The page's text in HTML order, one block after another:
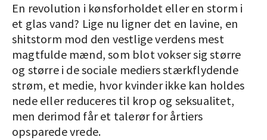
En revolution i kønsforholdet eller en storm i
et glas vand? Lige nu ligner det en lavine, en
shitstorm mod den vestlige verdens mest
magtfulde mænd, som blot vokser sig større
og større i de sociale mediers stærkflydende
strøm, et medie, hvor kvinder ikke kan holdes
nede eller reduceres til krop og seksualitet,
men derimod får et talerør for årtiers
opsparede vrede.